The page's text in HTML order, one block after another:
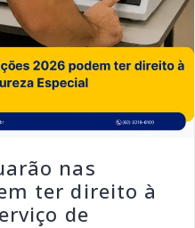
nas
ter direito à
de